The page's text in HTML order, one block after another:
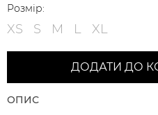
Розмір:
XS S M L XL
ДОДАТИ ДО
ОПИС